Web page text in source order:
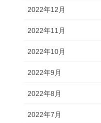
2022年12月
2022年11月
2022年10月
2022年9月
2022年8月
2022年7月